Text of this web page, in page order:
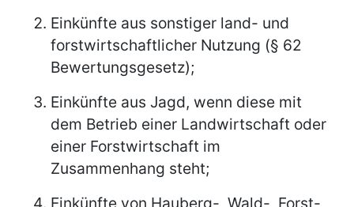
Einkünfte aus sonstiger land- und
forstwirtschaftlicher Nutzung (§ 62
Bewertungsgesetz);
Einkünfte aus Jagd, wenn diese mit
dem Betrieb einer Landwirtschaft oder
einer Forstwirtschaft im
Zusammenhang steht;
Einkünfte von Hauberg-, Wald-, Forst-